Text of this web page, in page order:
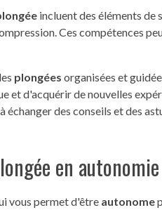
incluent des éléments de
Ces compétences
plongées organisées et
et d'acquérir de nouvelles
échanger des conseils et des
en autonomie
vous permet d'être autonome